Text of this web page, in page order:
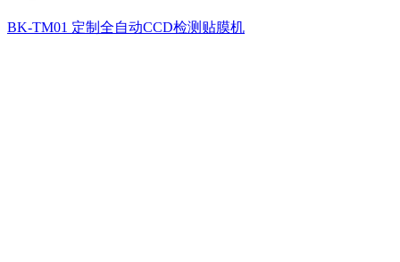
BK-TM01 定制全自动CCD检测贴膜机